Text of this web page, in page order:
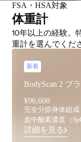
FSA・HSA対象
体重計
10年以上の経験。
重計を選んでくだ
新着
BodyScan 2 ブ
¥96,600
完全分節身体組成
血中酸素濃度（
詳細を見る